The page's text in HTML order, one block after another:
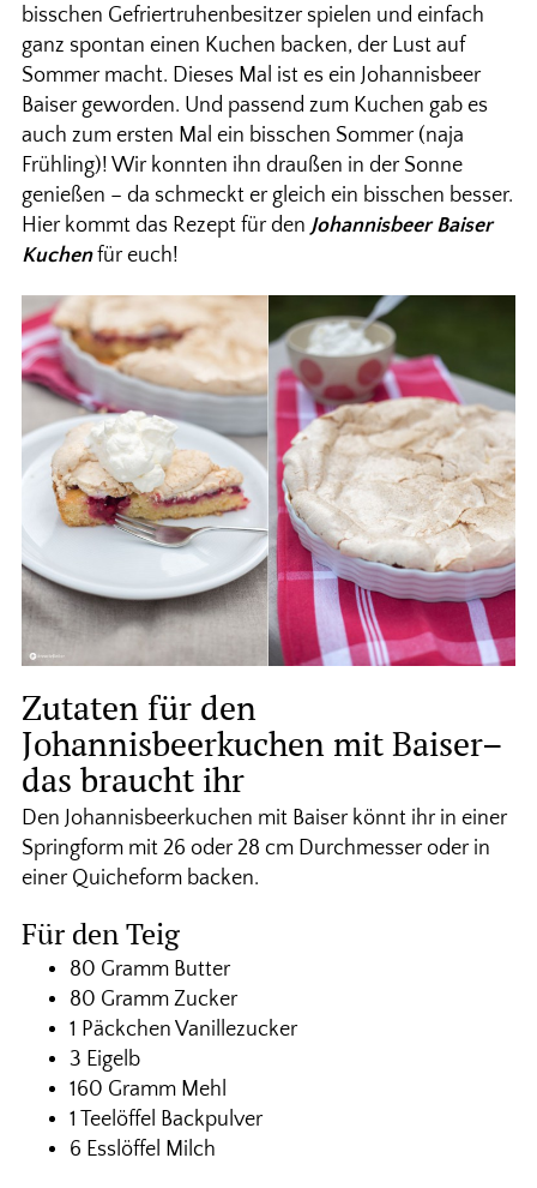
bisschen Gefriertruhenbesitzer spielen und einfach
ganz spontan einen Kuchen backen, der Lust auf
Sommer macht. Dieses Mal ist es ein Johannisbeer
Baiser geworden. Und passend zum Kuchen gab es
auch zum ersten Mal ein bisschen Sommer (naja
Frühling)! Wir konnten ihn draußen in der Sonne
genießen – da schmeckt er gleich ein bisschen besser.
Hier kommt das Rezept für den Johannisbeer Baiser
Kuchenfür euch!
Zutaten für den
Johannisbeerkuchen mit Baiser–
das braucht ihr
Den Johannisbeerkuchen mit Baiser könnt ihr in einer
Springform mit 26 oder 28 cm Durchmesser oder in
einer Quicheform backen.
Für den Teig
80 Gramm Butter
80 Gramm Zucker
1 Päckchen Vanillezucker
3 Eigelb
160 Gramm Mehl
1 Teelöffel Backpulver
6 Esslöffel Milch